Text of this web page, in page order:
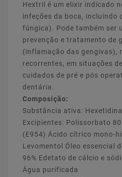
Hextril é um elixir indicado
infeções da boca, incluindo
fúngica). Pode também ser
prevenção e tratamento de
(inflamação das gengivas),
recorrentes, em situações
cuidados de pré e pós
dentária.
Composição:
Substância ativa:
Excipientes: Polissorbato
(E954) Ácido cítrico mono-
Levomentol Óleo essencial
96% Edetato de cálcio e
Água purificada